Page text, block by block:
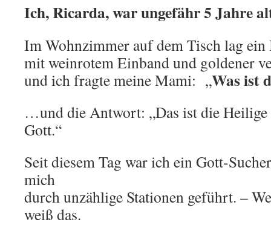
Ich, Ricarda, war ungefähr 5 Jahre
Im Wohnzimmer auf dem Tisch lag ein
mit weinrotem Einband und goldener
und ich fragte meine Mami: „Was ist
…und die Antwort: „Das ist die
Gott.“
Seit diesem Tag war ich ein Gott-
mich
durch unzählige Stationen geführt. –
weiß das.